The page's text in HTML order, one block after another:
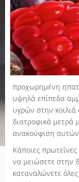
προχωρημένη
υψηλά επίπεδα
υγρών στην
διατροφικά
ανακούφιση
Κάποιες
να μειώσετε στην
καταναλώνετε